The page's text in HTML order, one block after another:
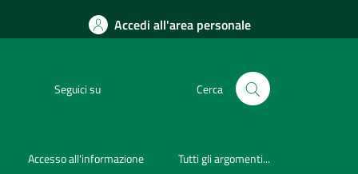
Accedi all'area personale
Seguici su Cerca
Accesso all'informazione Tutti gli argomenti...